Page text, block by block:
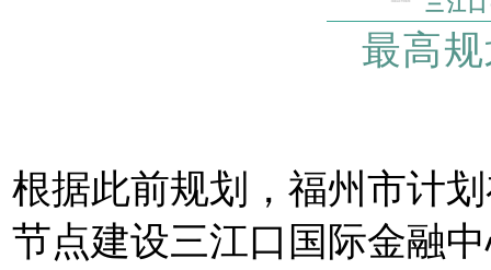
三江
最高
根据此前规划，福州市计
节点建设三江口国际金融